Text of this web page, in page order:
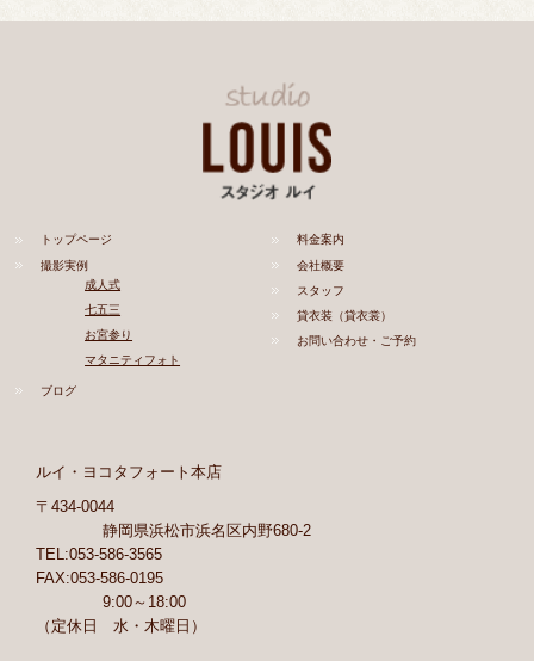
トップページ
撮影実例
成人式
七五三
お宮参り
マタニティフォト
ブログ
料金案内
会社概要
スタッフ
貸衣装（貸衣裳）
お問い合わせ・ご予約
ルイ・ヨコタフォート本店
〒434-0044
静岡県浜松市浜名区内野680-2
TEL:053-586-3565
FAX:053-586-0195
9:00～18:00
（定休日 水・木曜日）